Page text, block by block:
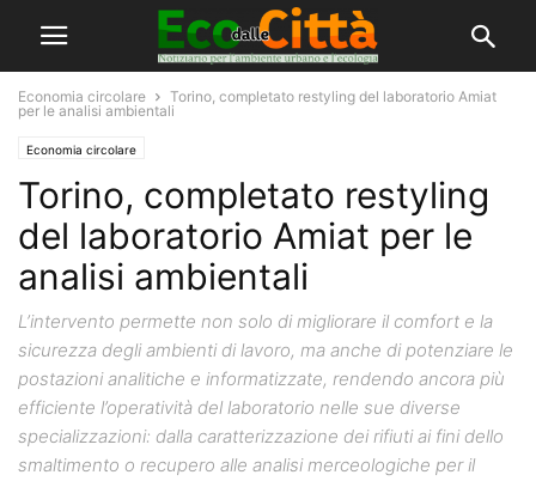
Economia circolare
Torino, completato restyling del laboratorio Amiat
per le analisi ambientali
Economia circolare
Torino, completato restyling
del laboratorio Amiat per le
analisi ambientali
L’intervento permette non solo di migliorare il comfort e la
sicurezza degli ambienti di lavoro, ma anche di potenziare le
postazioni analitiche e informatizzate, rendendo ancora più
efficiente l’operatività del laboratorio nelle sue diverse
specializzazioni: dalla caratterizzazione dei rifiuti ai fini dello
smaltimento o recupero alle analisi merceologiche per il